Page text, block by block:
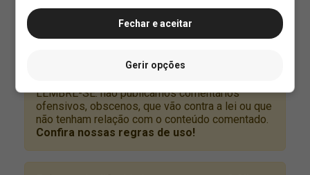
Fechar e aceitar
Gerir opções